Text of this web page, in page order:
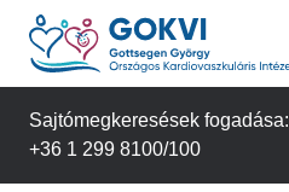
Ugrás
tartalomra
Sajtómegkeresések fogadása:
+36 1 299 8100/100